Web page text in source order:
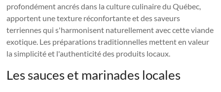
profondément ancrés dans la culture culinaire du Québec,
apportent une texture réconfortante et des saveurs
terriennes qui s'harmonisent naturellement avec cette viande
exotique. Les préparations traditionnelles mettent en valeur
la simplicité et l'authenticité des produits locaux.
Les sauces et marinades locales